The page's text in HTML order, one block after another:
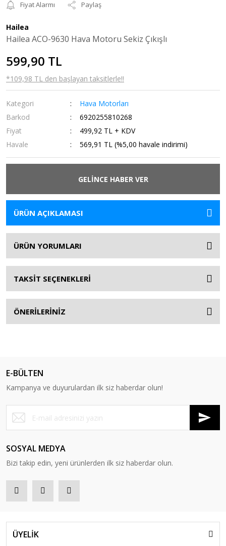
Fiyat Alarmı
Paylaş
Hailea
Hailea ACO-9630 Hava Motoru Sekiz Çıkışlı
599,90 TL
*109,98 TL den başlayan taksitlerle!!
Kategori
Hava Motorları
Barkod
6920255810268
Fiyat
499,92 TL + KDV
Havale
569,91 TL (%5,00 havale indirimi)
GELİNCE HABER VER
ÜRÜN AÇIKLAMASI
ÜRÜN YORUMLARI
TAKSİT SEÇENEKLERİ
ÖNERİLERİNİZ
E-BÜLTEN
Kampanya ve duyurulardan ilk siz haberdar olun!
SOSYAL MEDYA
Bizi takip edin, yeni ürünlerden ilk siz haberdar olun.
ÜYELİK